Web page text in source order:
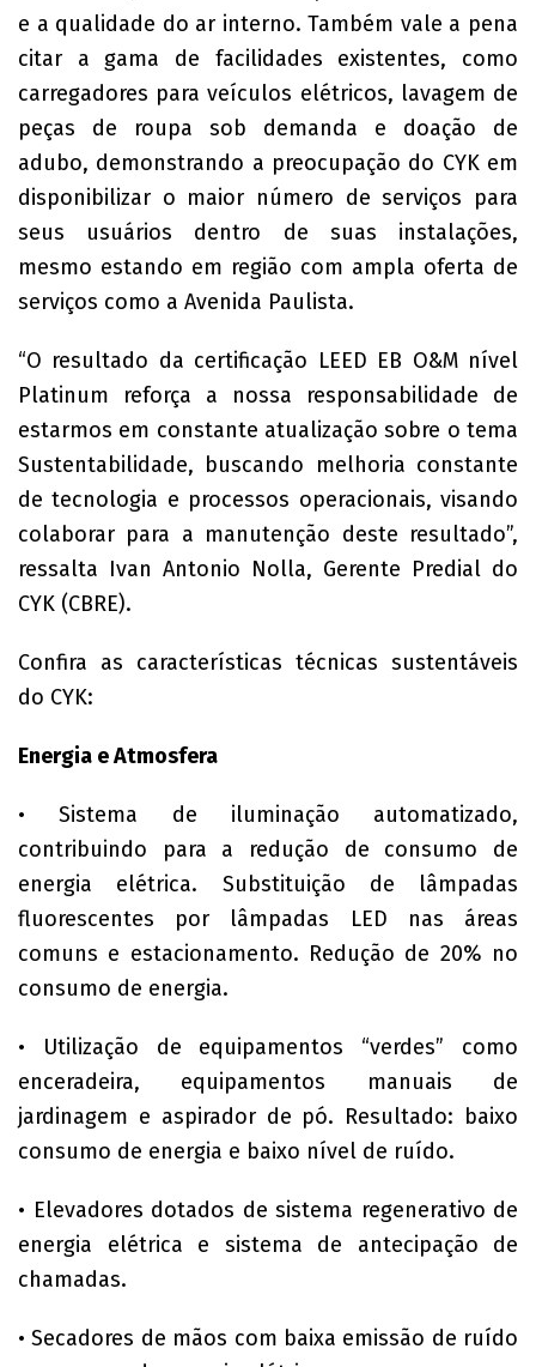
e a qualidade do ar interno. Também vale a pena
citar a gama de facilidades existentes, como
carregadores para veículos elétricos, lavagem de
peças de roupa sob demanda e doação de
adubo, demonstrando a preocupação do CYK em
disponibilizar o maior número de serviços para
seus usuários dentro de suas instalações,
mesmo estando em região com ampla oferta de
serviços como a Avenida Paulista.
“O resultado da certificação LEED EB O&M nível
Platinum reforça a nossa responsabilidade de
estarmos em constante atualização sobre o tema
Sustentabilidade, buscando melhoria constante
de tecnologia e processos operacionais, visando
colaborar para a manutenção deste resultado”,
ressalta Ivan Antonio Nolla, Gerente Predial do
CYK (CBRE).
Confira as características técnicas sustentáveis
do CYK:
Energia e Atmosfera
• Sistema de iluminação automatizado,
contribuindo para a redução de consumo de
energia elétrica. Substituição de lâmpadas
fluorescentes por lâmpadas LED nas áreas
comuns e estacionamento. Redução de 20% no
consumo de energia.
• Utilização de equipamentos “verdes” como
enceradeira, equipamentos manuais de
jardinagem e aspirador de pó. Resultado: baixo
consumo de energia e baixo nível de ruído.
• Elevadores dotados de sistema regenerativo de
energia elétrica e sistema de antecipação de
chamadas.
• Secadores de mãos com baixa emissão de ruído